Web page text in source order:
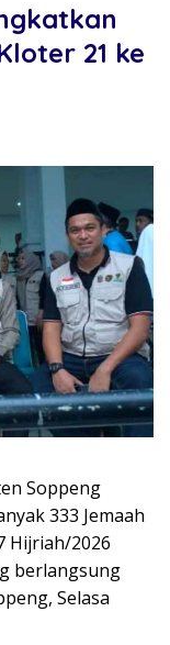
21 ke
Soppeng
333 Jemaah
Hijriah/2026
berlangsung
Selasa